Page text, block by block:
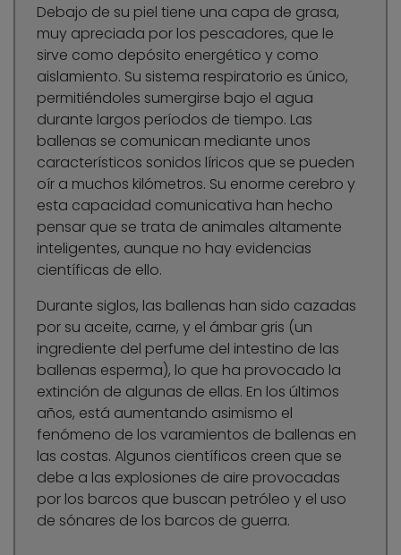
Debajo de su piel tiene una capa de grasa,
muy apreciada por los pescadores, que le
sirve como depósito energético y como
aislamiento. Su sistema respiratorio es único,
permitiéndoles sumergirse bajo el agua
durante largos períodos de tiempo. Las
ballenas se comunican mediante unos
característicos sonidos líricos que se pueden
oír a muchos kilómetros. Su enorme cerebro y
esta capacidad comunicativa han hecho
pensar que se trata de animales altamente
inteligentes, aunque no hay evidencias
científicas de ello.
Durante siglos, las ballenas han sido cazadas
por su aceite, carne, y el ámbar gris (un
ingrediente del perfume del intestino de las
ballenas esperma), lo que ha provocado la
extinción de algunas de ellas. En los últimos
años, está aumentando asimismo el
fenómeno de los varamientos de ballenas en
las costas. Algunos científicos creen que se
debe a las explosiones de aire provocadas
por los barcos que buscan petróleo y el uso
de sónares de los barcos de guerra.